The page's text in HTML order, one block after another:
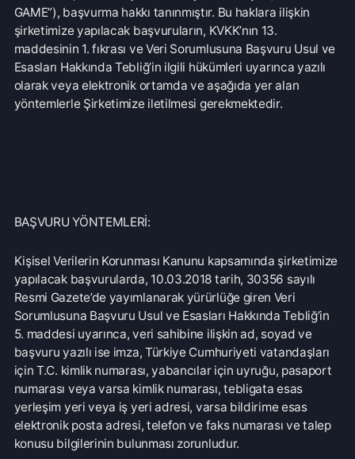
elektronik posta adresi, telefon ve faks numarası ve talep
konusu bilgilerinin bulunması zorunludur.
Yazılı Başvurular:
sayılan haklara ilişkin başvuru yapmaya yetkili olunduğunu
gösterir noter tasdikli bir vekâletname ile vekaleten teslim
edilmesi veya noter aracılığıyla “Serbest Liman ve Bölge
Posta Kutusu No: 1070 Gazimağusa / KKTC” adresine
gönderilmesi suretiyle iletilmelidir.
Elektronik Başvurular:
Şirketimize yapılacak elektronik başvurular, yukarıdaki
bilgileri içeren ve eksiksiz olarak doldurulmuş işbu
“Başvuru Formu”nun,